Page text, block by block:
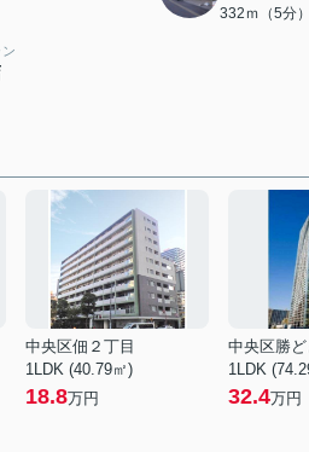
332ｍ（5分）
中央区佃２丁目
1LDK (40.79㎡)
18.8万円
中央区勝ど
1LDK
32.4万円